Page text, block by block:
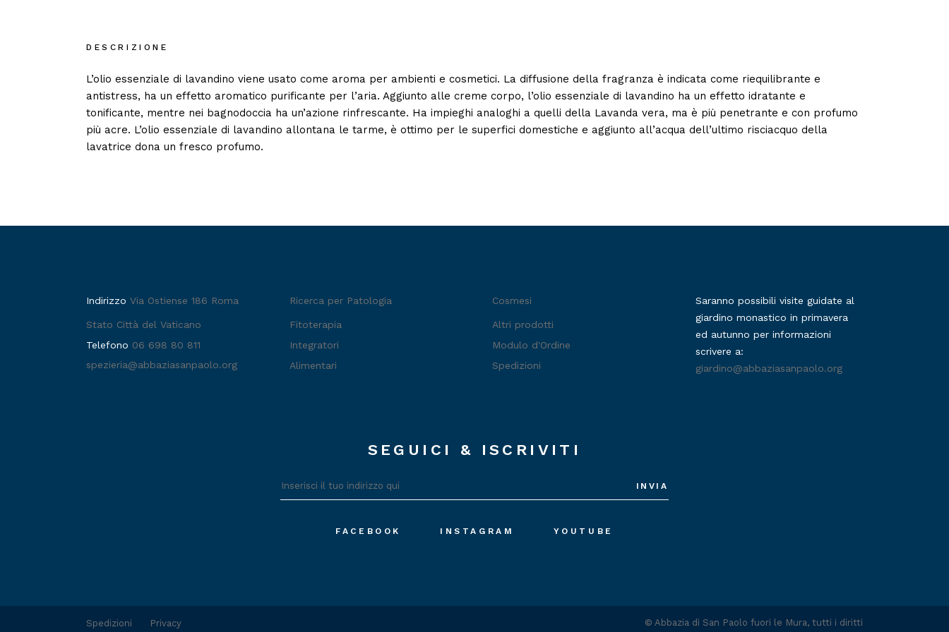
DESCRIZIONE
L’olio essenziale di lavandino viene usato come aroma per ambienti e cosmetici. La diffusione della fragranza è indicata come riequilibrante e
antistress, ha un effetto aromatico purificante per l’aria. Aggiunto alle creme corpo, l’olio essenziale di lavandino ha un effetto idratante e
tonificante, mentre nei bagnodoccia ha un’azione rinfrescante. Ha impieghi analoghi a quelli della Lavanda vera, ma è più penetrante e con profumo
più acre. L’olio essenziale di lavandino allontana le tarme, è ottimo per le superfici domestiche e aggiunto all’acqua dell’ultimo risciacquo della
lavatrice dona un fresco profumo.
Indirizzo Via Ostiense 186 Roma
Stato Città del Vaticano
Telefono 06 698 80 811
spezieria@abbaziasanpaolo.org
Ricerca per Patologia
Fitoterapia
Integratori
Alimentari
Cosmesi
Altri prodotti
Modulo d'Ordine
Spedizioni
Saranno possibili visite guidate al
giardino monastico in primavera
ed autunno per informazioni
scrivere a:
giardino@abbaziasanpaolo.org
SEGUICI & ISCRIVITI
INVIA
FACEBOOK INSTAGRAM YOUTUBE
Spedizioni Privacy © Abbazia di San Paolo fuori le Mura, tutti i diritti